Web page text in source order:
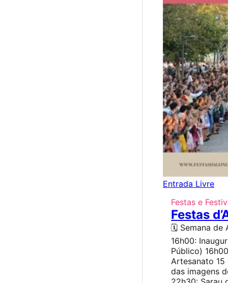
Entrada Livre
Festas e
Festas
🗓️ Semana de
16h00:
Público)
Artesanato
das imagens